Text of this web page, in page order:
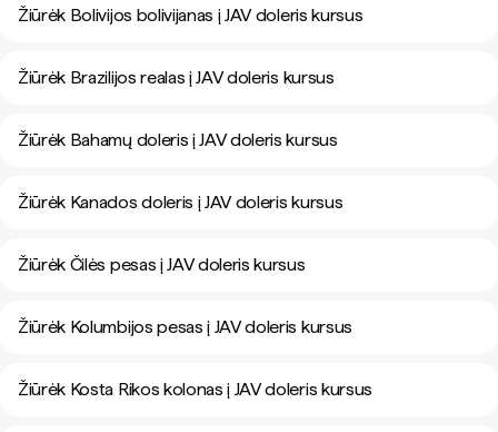
Žiūrėk Bolivijos bolivijanas į JAV doleris kursus
Žiūrėk Brazilijos realas į JAV doleris kursus
Žiūrėk Bahamų doleris į JAV doleris kursus
Žiūrėk Kanados doleris į JAV doleris kursus
Žiūrėk Čilės pesas į JAV doleris kursus
Žiūrėk Kolumbijos pesas į JAV doleris kursus
Žiūrėk Kosta Rikos kolonas į JAV doleris kursus